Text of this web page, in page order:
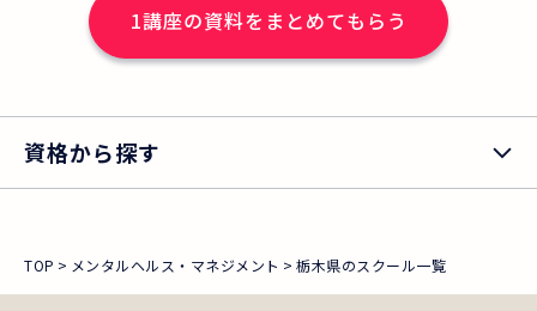
1講座の資料をまとめてもらう
資格から探す
TOP メンタルヘルス・マネジメント 栃木県のスクール一覧